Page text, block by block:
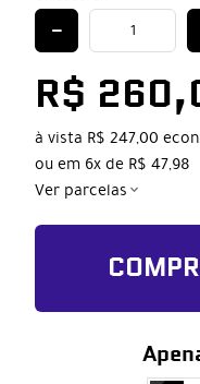
R$
à vista R$ 247,00
ou em 6xde R$ 47,98
Ver parcelas